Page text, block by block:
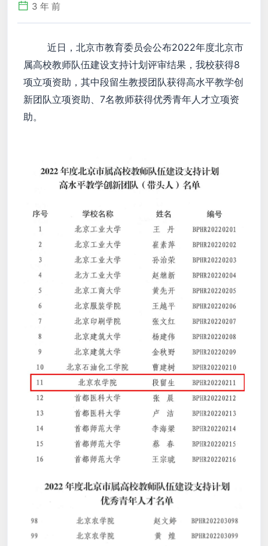
3 年 前
近日，北京市教育委员会公布2022年度北京市
属高校教师队伍建设支持计划评审结果，我校获得8
项立项资助，其中段留生教授团队获得高水平教学创
新团队立项资助、7名教师获得优秀青年人才立项资
助。